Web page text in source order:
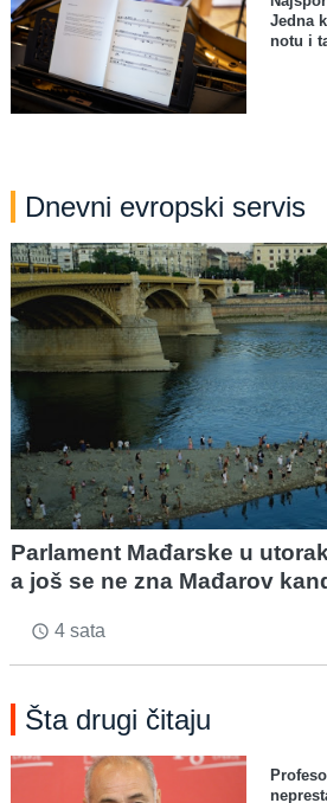
Jedna
notu i
Dnevni evropski servis
Parlament Mađarske u
a još se ne zna Mađarov
access_time 4 sata
Šta drugi čitaju